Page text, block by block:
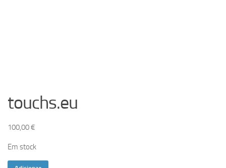
touchs.eu
100,00€
Em stock
Quantidade